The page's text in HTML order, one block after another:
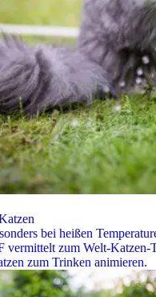
bei heißen
vermittelt zum Welt-Katzen-
zum Trinken animieren.